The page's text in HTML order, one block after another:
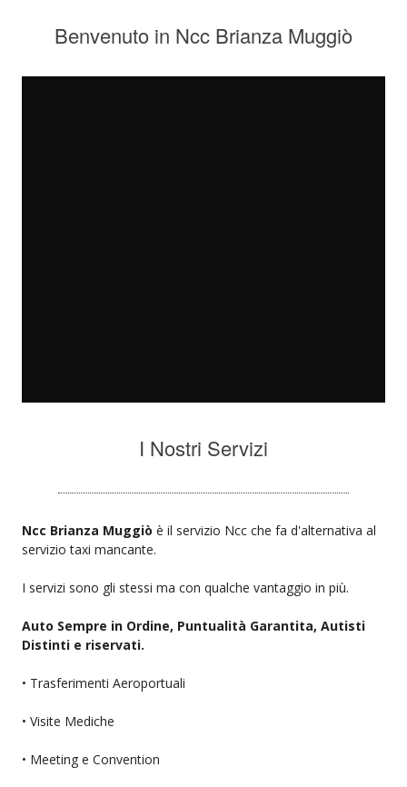
Benvenuto in Ncc Brianza Muggiò
I Nostri Servizi
Ncc Brianza Muggiò è il servizio Ncc che fa d'alternativa al
servizio taxi mancante.
I servizi sono gli stessi ma con qualche vantaggio in più.
Auto Sempre in Ordine, Puntualità Garantita, Autisti
Distinti e riservati.
• Trasferimenti Aeroportuali
• Visite Mediche
• Meeting e Convention